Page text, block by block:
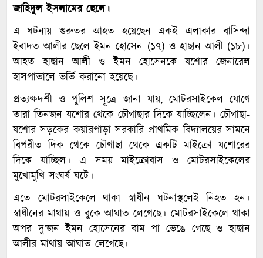
জাহিদুল ইসলামের ছেলে।
এ ঘটনায় গুরুতর আহত হয়েছেন একই এলাকার বাসিন্দা
ইবাদত আলীর ছেলে ইমন হোসেন (১৭) ও হাছান আলী (১৮)।
আহত হাছান আলী ও ইমন হোসেনকে যশোর জেনারেল
হাসপাতালে ভর্তি করানো হয়েছে।
প্রত্যক্ষদর্শী ও পুলিশ সূত্রে জানা যায়, মোটরসাইকেল যোগে
তারা তিনজন যশোর থেকে চৌগাছার দিকে যাচ্ছিলেন। চৌগাছা-
যশোর সড়কের কয়ারপাড়া সরকারি প্রাথমিক বিদ্যালয়ের সামনে
বিপরীত দিক থেকে চৌগাছা থেকে একটি মাইক্রো যশোরের
দিকে যাচ্ছিল। এ সময় মাইক্রোবাস ও মোটরসাইকেলের
মুখোমুখি সংঘর্ষ ঘটে।
এতে মোটরসাইকেলে থাকা স্বাধীন ঘটনাস্থলেই নিহত হন।
স্বাধীনের মাথায় ও বুকে আঘাত লেগেছে। মোটরসাইকেলে থাকা
অপর দু’জন ইমন হোসেনের বাম পা ভেঙে গেছে ও হাছান
আলীর মাথায় আঘাত লেগেছে।